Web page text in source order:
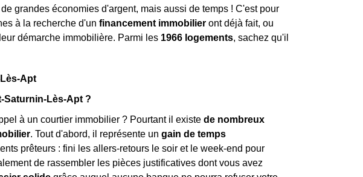
grandes économies d'argent, mais aussi de temps ! C'est pour
à la recherche d'un financement immobilier ont déjà fait, ou
démarche immobilière. Parmi les 1966 logements, sachez qu'il
Apt
Saturnin-Lès-Apt ?
à un courtier immobilier ? Pourtant il existe de nombreux
. Tout d'abord, il représente un gain de temps
prêteurs : fini les allers-retours le soir et le week-end pour
de rassembler les pièces justificatives dont vous avez